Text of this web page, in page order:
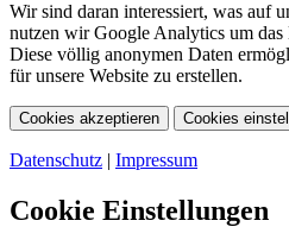
Wir sind daran interessiert, was auf
nutzen wir Google Analytics um das
Diese völlig anonymen Daten
für unsere Website zu erstellen.
Cookies akzeptieren Cookies
Datenschutz | Impressum
Cookie Einstellungen